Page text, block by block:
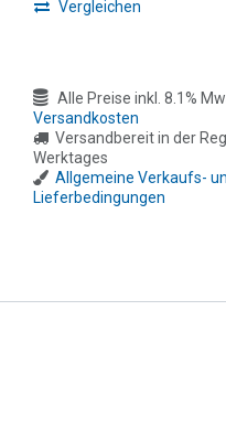
Vergleichen
Alle Preise inkl. 8.1%
Versandkosten
Versandbereit in der
Werktages
Allgemeine Verkaufs-
Lieferbedingungen